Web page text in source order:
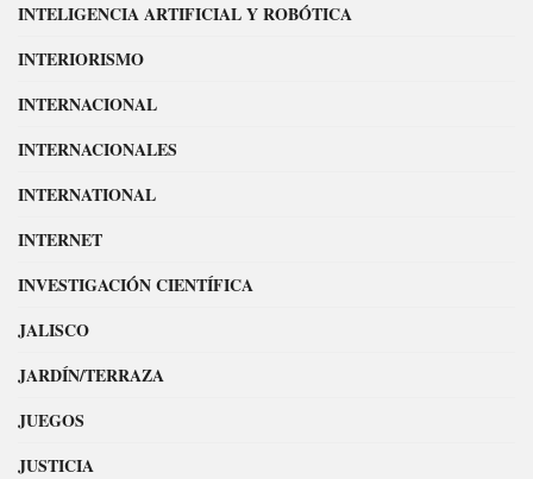
INTELIGENCIA ARTIFICIAL Y ROBÓTICA
INTERIORISMO
INTERNACIONAL
INTERNACIONALES
INTERNATIONAL
INTERNET
INVESTIGACIÓN CIENTÍFICA
JALISCO
JARDÍN/TERRAZA
JUEGOS
JUSTICIA